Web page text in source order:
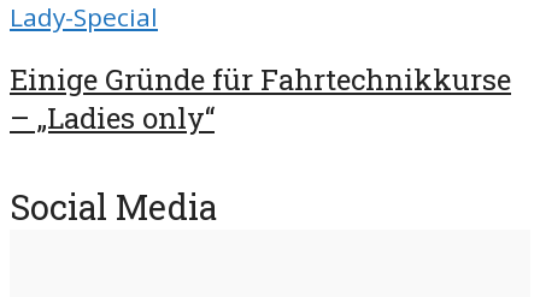
Lady-Special
Einige Gründe für Fahrtechnikkurse
– „Ladies only“
Social Media